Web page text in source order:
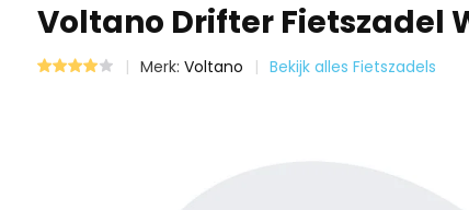
Voltano Drifter Fietszadel
Merk: Voltano Bekijk alles Fietszadels